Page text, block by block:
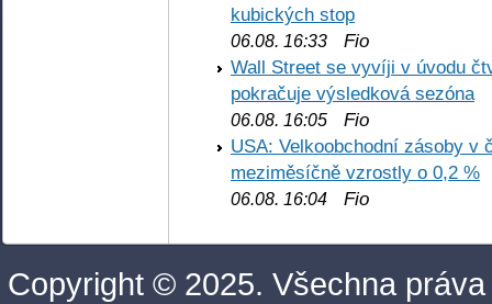
kubických stop
06.08. 16:33 Fio
Wall Street se vyvíji v úvodu
pokračuje výsledková sezóna
06.08. 16:05 Fio
USA: Velkoobchodní zásoby v
meziměsíčně vzrostly o 0,2 %
06.08. 16:04 Fio
Copyright © 2025. Všechna práva